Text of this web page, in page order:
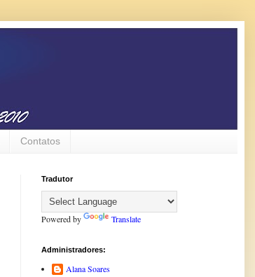
Contatos
Tradutor
Powered by Translate
Administradores:
Alana Soares